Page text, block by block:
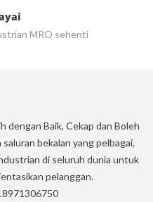
MRO sehenti
dengan Baik, Cekap dan Boleh
bekalan yang pelbagai,
di seluruh dunia untuk
pelanggan.